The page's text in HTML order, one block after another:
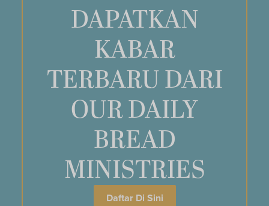
DAPATKAN
KABAR
TERBARU DARI
OUR DAILY
BREAD
MINISTRIES
Daftar Di Sini